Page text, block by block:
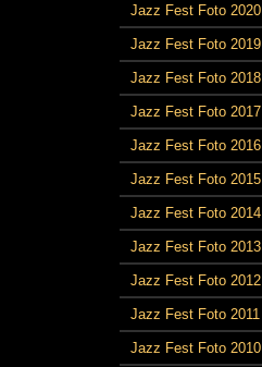
Jazz Fest Foto 2020
Jazz Fest Foto 2019
Jazz Fest Foto 2018
Jazz Fest Foto 2017
Jazz Fest Foto 2016
Jazz Fest Foto 2015
Jazz Fest Foto 2014
Jazz Fest Foto 2013
Jazz Fest Foto 2012
Jazz Fest Foto 2011
Jazz Fest Foto 2010